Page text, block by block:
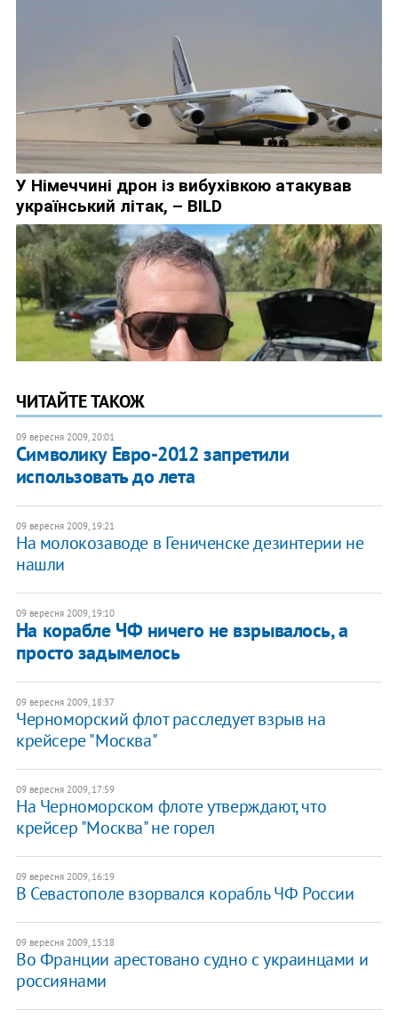
ЧИТАЙТЕ ТАКОЖ
09 вересня 2009, 20:01
Символику Евро-2012 запретили
использовать до лета
09 вересня 2009, 19:21
На молокозаводе в Гениченске дезинтерии не
нашли
09 вересня 2009, 19:10
На корабле ЧФ ничего не взрывалось, а
просто задымелось
09 вересня 2009, 18:37
Черноморский флот расследует взрыв на
крейсере "Москва"
09 вересня 2009, 17:59
На Черноморском флоте утверждают, что
крейсер "Москва" не горел
09 вересня 2009, 16:19
В Севастополе взорвался корабль ЧФ России
09 вересня 2009, 15:18
Во Франции арестовано судно с украинцами и
россиянами